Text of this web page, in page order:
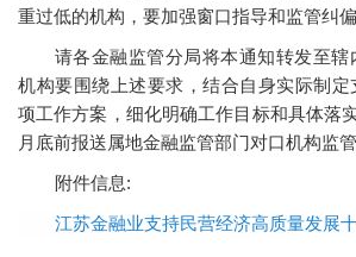
重过低的机构，要加强窗口指导和监管纠偏
请各金融监管分局将本通知转发至辖
机构要围绕上述要求，结合自身实际制
项工作方案，细化明确工作目标和具体落
月底前报送属地金融监管部门对口机构监管
附件信息:
江苏金融业支持民营经济高质量发展